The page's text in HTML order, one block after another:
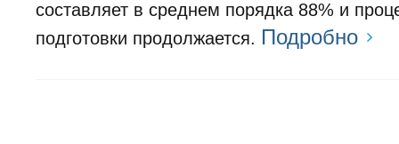
составляет в среднем порядка 88% и
подготовки продолжается. Подробно